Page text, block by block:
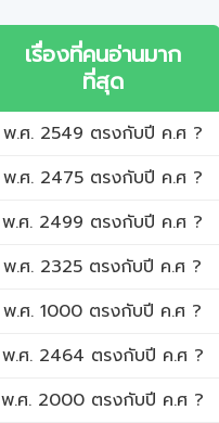
เรื่องที่คนอ่านมาก
ที่สุด
พ.ศ. 2549 ตรงกับปี ค.ศ ?
พ.ศ. 2475 ตรงกับปี ค.ศ ?
พ.ศ. 2499 ตรงกับปี ค.ศ ?
พ.ศ. 2325 ตรงกับปี ค.ศ ?
พ.ศ. 1000 ตรงกับปี ค.ศ ?
พ.ศ. 2464 ตรงกับปี ค.ศ ?
พ.ศ. 2000 ตรงกับปี ค.ศ ?